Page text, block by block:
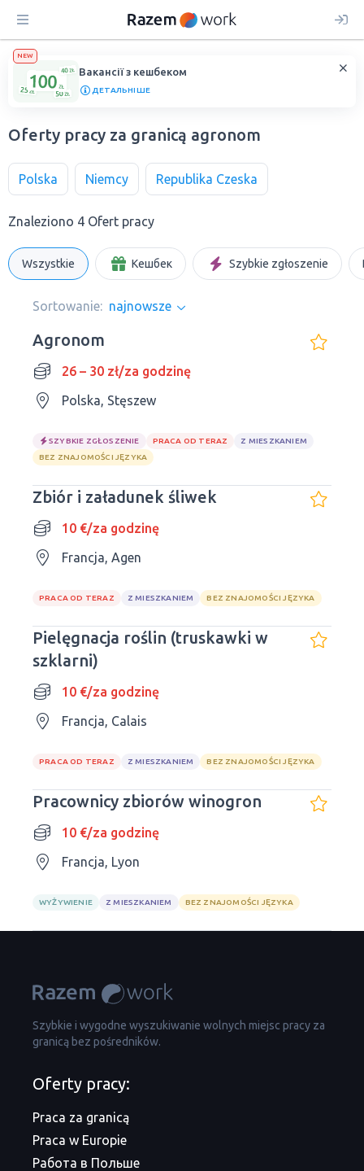
NEW
Вакансії з кешбеком
ДЕТАЛЬНІШЕ
Oferty pracy za granicą agronom
Polska Niemcy Republika Czeska
Znaleziono 4 Ofert pracy
Wszystkie Кешбек Szybkie zgłoszenie
Sortowanie: najnowsze
Agronom
26 – 30 zł/za godzinę
Polska, Stęszew
SZYBKIE ZGŁOSZENIE PRACA OD TERAZ
Z MIESZKANIEM
BEZ ZNAJOMOŚCI JĘZYKA
Zbiór i załadunek śliwek
10 €/za godzinę
Francja, Agen
PRACA OD TERAZ Z MIESZKANIEM BEZ ZNAJOMOŚCI JĘZYKA
Pielęgnacja roślin (truskawki w
szklarni)
10 €/za godzinę
Francja, Calais
PRACA OD TERAZ Z MIESZKANIEM BEZ ZNAJOMOŚCI JĘZYKA
Pracownicy zbiorów winogron
10 €/za godzinę
Francja, Lyon
WYŻYWIENIE Z MIESZKANIEM BEZ ZNAJOMOŚCI JĘZYKA
Szybkie i wygodne wyszukiwanie wolnych miejsc pracy za
granicą bez pośredników.
Oferty pracy:
Praca za granicą
Praca w Europie
Работа в Польше